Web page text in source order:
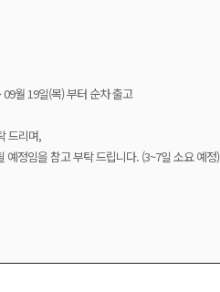
월 19일(목) 부터 순차 출고
드리며,
예정임을 참고 부탁 드립니다. (3~7일 소요 예정)